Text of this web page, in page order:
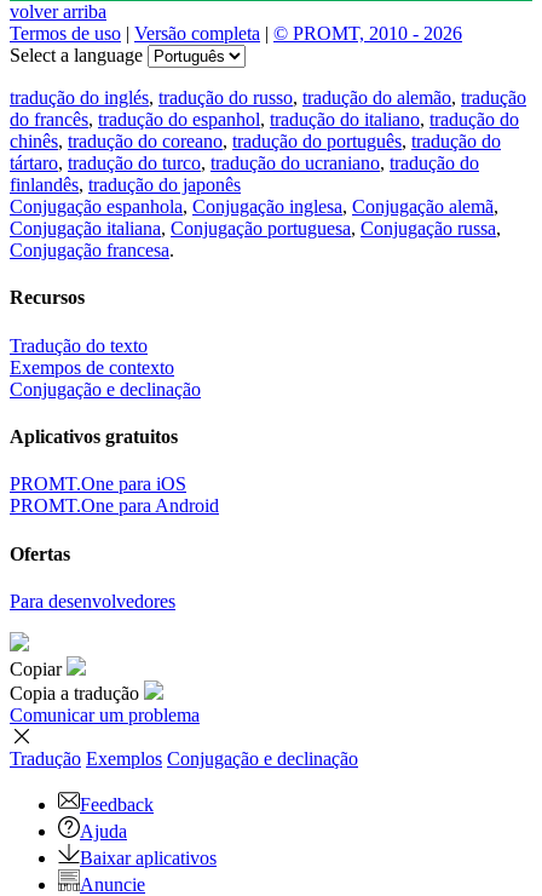
volver arriba
Termos de uso | Versão completa | © PROMT, 2010 - 2026
Select a language
tradução do inglés, tradução do russo, tradução do alemão, tradução
do francês, tradução do espanhol, tradução do italiano, tradução do
chinês, tradução do coreano, tradução do português, tradução do
tártaro, tradução do turco, tradução do ucraniano, tradução do
finlandês, tradução do japonês
Conjugação espanhola, Conjugação inglesa, Conjugação alemã,
Conjugação italiana, Conjugação portuguesa, Conjugação russa,
Conjugação francesa.
Recursos
Tradução do texto
Exempos de contexto
Conjugação e declinação
Aplicativos gratuitos
PROMT.One para iOS
PROMT.One para Android
Ofertas
Para desenvolvedores
Copiar
Copia a tradução
Comunicar um problema
Tradução Exemplos Conjugação e declinação
Feedback
Ajuda
Baixar aplicativos
Anuncie